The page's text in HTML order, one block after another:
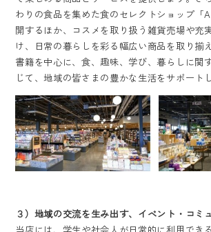
わりの食品を集めた食のセレクトショップ「
開するほか、コスメを取り扱う雑貨売場や充
け、日常の暮らしを彩る幅広い商品を取り揃
書籍を中心に、食、趣味、学び、暮らしに関
じて、地域の皆さまの豊かな生活をサポート
３）地域の交流を生み出す、イベント・コミ
当店には、学生や社会人が日常的に利用でき